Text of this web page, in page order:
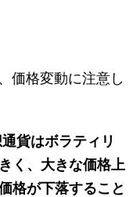
価格変動に注意し
貨はボラティリ
く、大きな価格上
格が下落すること